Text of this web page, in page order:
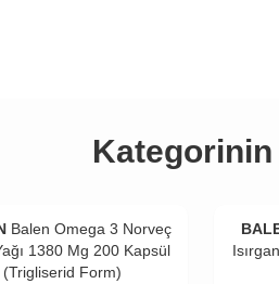
Balen Omega 3 Norveç
1380 Mg 200 Kapsül
(Trigliserid Form)